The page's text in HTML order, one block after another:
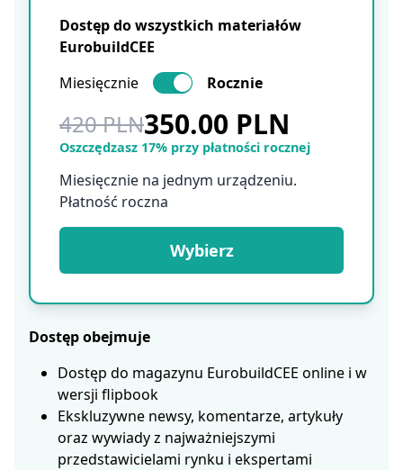
Dostęp do wszystkich materiałów
EurobuildCEE
Miesięcznie
Rocznie
420 PLN350.00 PLN
Oszczędzasz 17% przy płatności rocznej
Miesięcznie na jednym urządzeniu.
Płatność roczna
Wybierz
Dostęp obejmuje
Dostęp do magazynu EurobuildCEE online i w
wersji flipbook
Ekskluzywne newsy, komentarze, artykuły
oraz wywiady z najważniejszymi
przedstawicielami rynku i ekspertami